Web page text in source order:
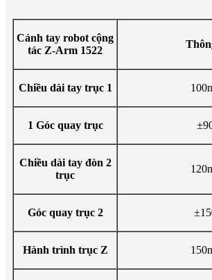
Cánh tay robot cộng
tác Z-Arm 1522
Chiều dài tay trục 1
1 Góc quay trục
Chiều dài tay đòn 2
trục
Góc quay trục 2
Hành trình trục Z